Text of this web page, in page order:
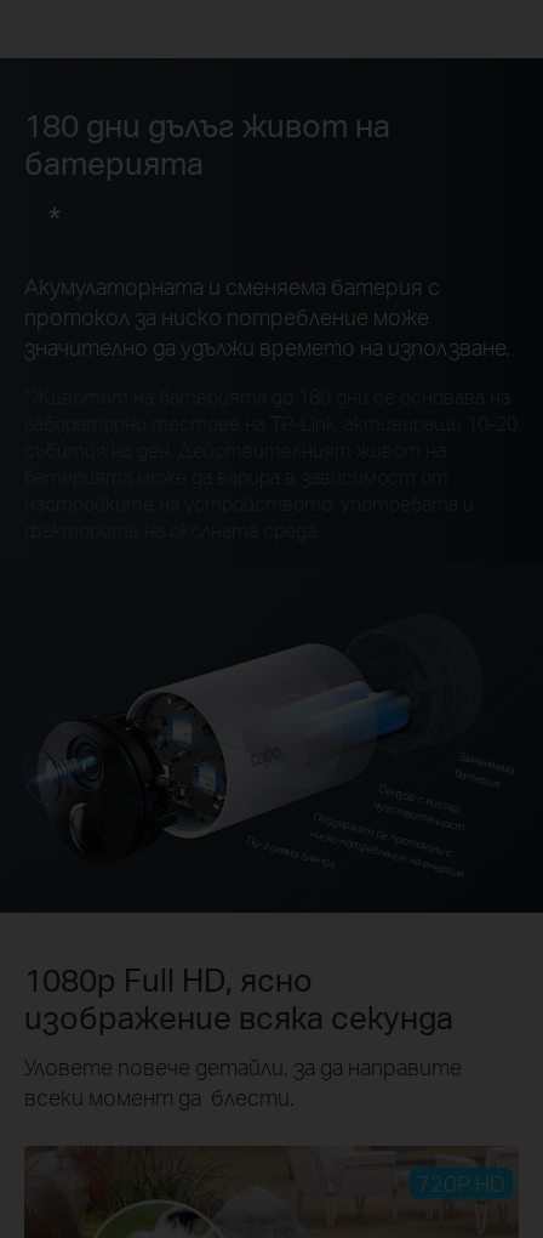
180 дни дълъг живот на
батерията
*
Акумулаторната и сменяема батерия с
протокол за ниско потребление може
значително да удължи времето на използване.
По-голяма блендаПоддържат
се прот
околи с
ниско пот
ребление на енергия
Сензор с висока
чувст
вит
елност
Заменяема бат
ерия
1080p Full HD, ясно
изображение всяка секунда
Уловете повече детайли, за да направите
всеки момент да блести.
720P HD